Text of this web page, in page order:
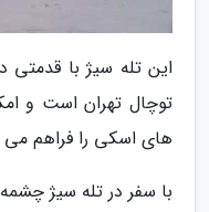
این تله سیژ با قدمتی
توچال تهران است و
های اسکی را فراهم می